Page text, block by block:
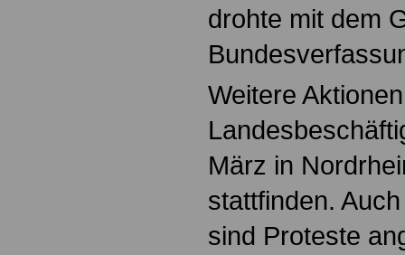
drohte mit dem
Weitere
März in
stattfinden.
sind Proteste